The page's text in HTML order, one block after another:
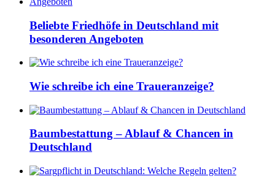
Beliebte Friedhöfe in Deutschland mit
besonderen Angeboten
Wie schreibe ich eine Traueranzeige?
Baumbestattung – Ablauf & Chancen in
Deutschland